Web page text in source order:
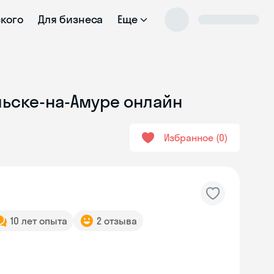
Для бизнеса Еще
на-Амуре онлайн
Избранное 0
10 лет опыта 2 отзыва